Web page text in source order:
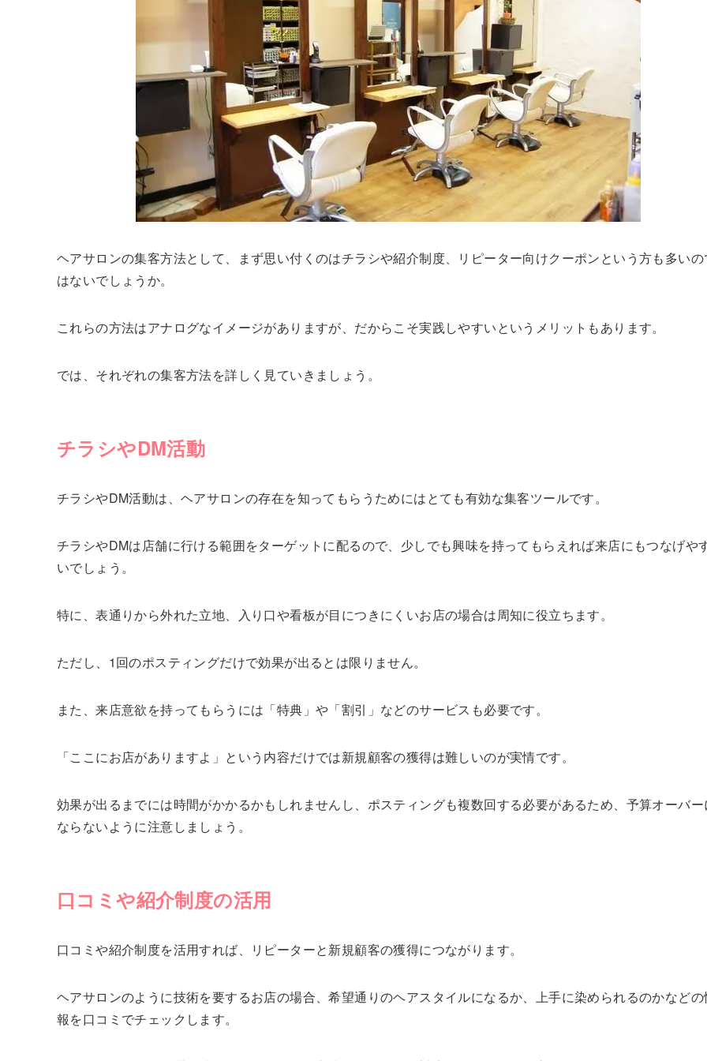
ヘアサロンの集客方法として、まず思い付くのはチラシや紹介制度、リピーター向けクーポンという方も多い
はないでしょうか。
これらの方法はアナログなイメージがありますが、だからこそ実践しやすいというメリットもあります。
では、それぞれの集客方法を詳しく見ていきましょう。
チラシやDM活動
チラシやDM活動は、ヘアサロンの存在を知ってもらうためにはとても有効な集客ツールです。
チラシやDMは店舗に行ける範囲をターゲットに配るので、少しでも興味を持ってもらえれば来店にもつなげや
いでしょう。
特に、表通りから外れた立地、入り口や看板が目につきにくいお店の場合は周知に役立ちます。
ただし、1回のポスティングだけで効果が出るとは限りません。
また、来店意欲を持ってもらうには「特典」や「割引」などのサービスも必要です。
「ここにお店がありますよ」という内容だけでは新規顧客の獲得は難しいのが実情です。
効果が出るまでには時間がかかるかもしれませんし、ポスティングも複数回する必要があるため、予算オーバ
ならないように注意しましょう。
口コミや紹介制度の活用
口コミや紹介制度を活用すれば、リピーターと新規顧客の獲得につながります。
ヘアサロンのように技術を要するお店の場合、希望通りのヘアスタイルになるか、上手に染められるのかなど
報を口コミでチェックします。